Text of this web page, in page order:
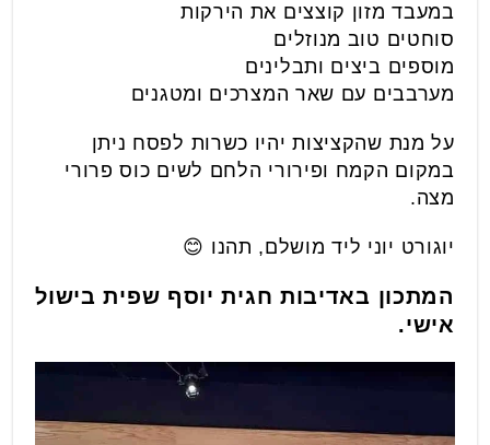
במעבד מזון קוצצים את הירקות
סוחטים טוב מנוזלים
מוספים ביצים ותבלינים
מערבבים עם שאר המצרכים ומטגנים
על מנת שהקציצות יהיו כשרות לפסח ניתן
במקום הקמח ופירורי הלחם לשים כוס פרורי
מצה.
יוגורט יוני ליד מושלם, תהנו 😊
המתכון באדיבות חגית יוסף שפית בישול
אישי.